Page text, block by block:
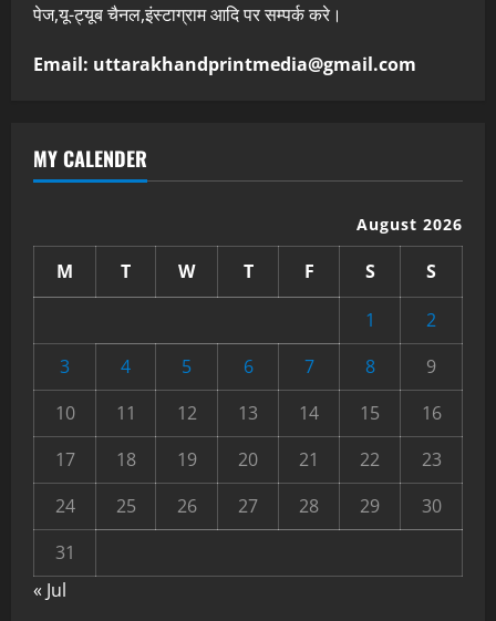
पेज,यू-ट्यूब चैनल,इंस्टाग्राम आदि पर सम्पर्क करे।
Email: uttarakhandprintmedia@gmail.com
MY CALENDER
August 2026
M T W T F S
S
1
2
3
4 5 6 7 8
9
10
11 12 13 14 15
16
17
18 19 20 21 22
23
24
25 26 27 28 29
30
31
« Jul